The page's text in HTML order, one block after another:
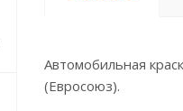
Автомобильная
(Евросоюз).